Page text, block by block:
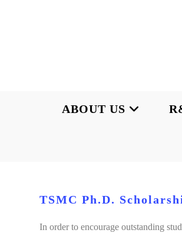
ABOUT US
TSMC Ph.D.
In order to encourage outstanding